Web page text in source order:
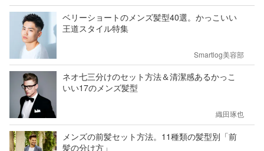
ベリーショートのメンズ髪型40選。かっこいい
王道スタイル特集
Smartlog美容部
ネオ七三分けのセット方法＆清潔感あるかっこ
いい17のメンズ髪型
織田琢也
メンズの前髪セット方法。11種類の髪型別「前
髪の分け方」